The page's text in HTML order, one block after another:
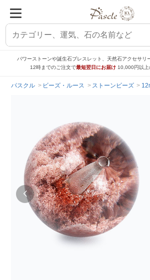
パワーストーンや誕生石ブレスレット、天然石アクセサリ
12時までのご注文で最短翌日にお届け 10,000円以上
パスクル ビーズ・ルース ストーンビーズ